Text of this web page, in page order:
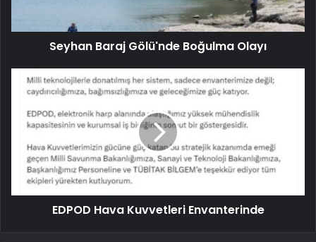
Seyhan Baraj Gölü'nde Boğulma Olayı
EDPOD Hava Kuvvetleri Envanterinde